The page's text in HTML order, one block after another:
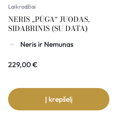
Laikrodžiai
NERIS „PŪGA“ JUODAS,
SIDABRINIS (SU DATA)
Neris ir Nemunas
229,00€
Į krepšelį